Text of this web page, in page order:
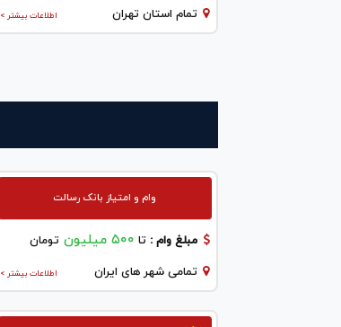
اطلاعات بیشتر > تمام استان تهران
وام و امتیاز بانک رسالت
مبلغ وام : تا ۵۰۰ میلیون تومان
اطلاعات بیشتر > تمامی شهر های ایران